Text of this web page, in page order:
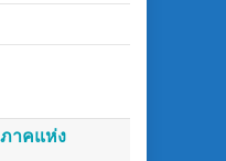
าคแห่ง